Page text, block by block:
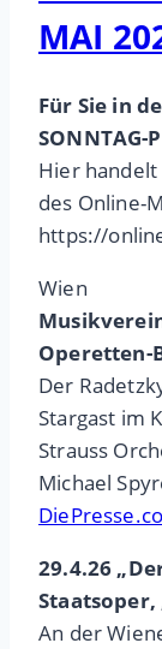
MAI
Für Sie in
SONNTAG-
Hier handelt
des Online-
https://
Wien
Operetten-
Der
Stargast im
Strauss
Michael
29.4.26
Staatsoper,
An der